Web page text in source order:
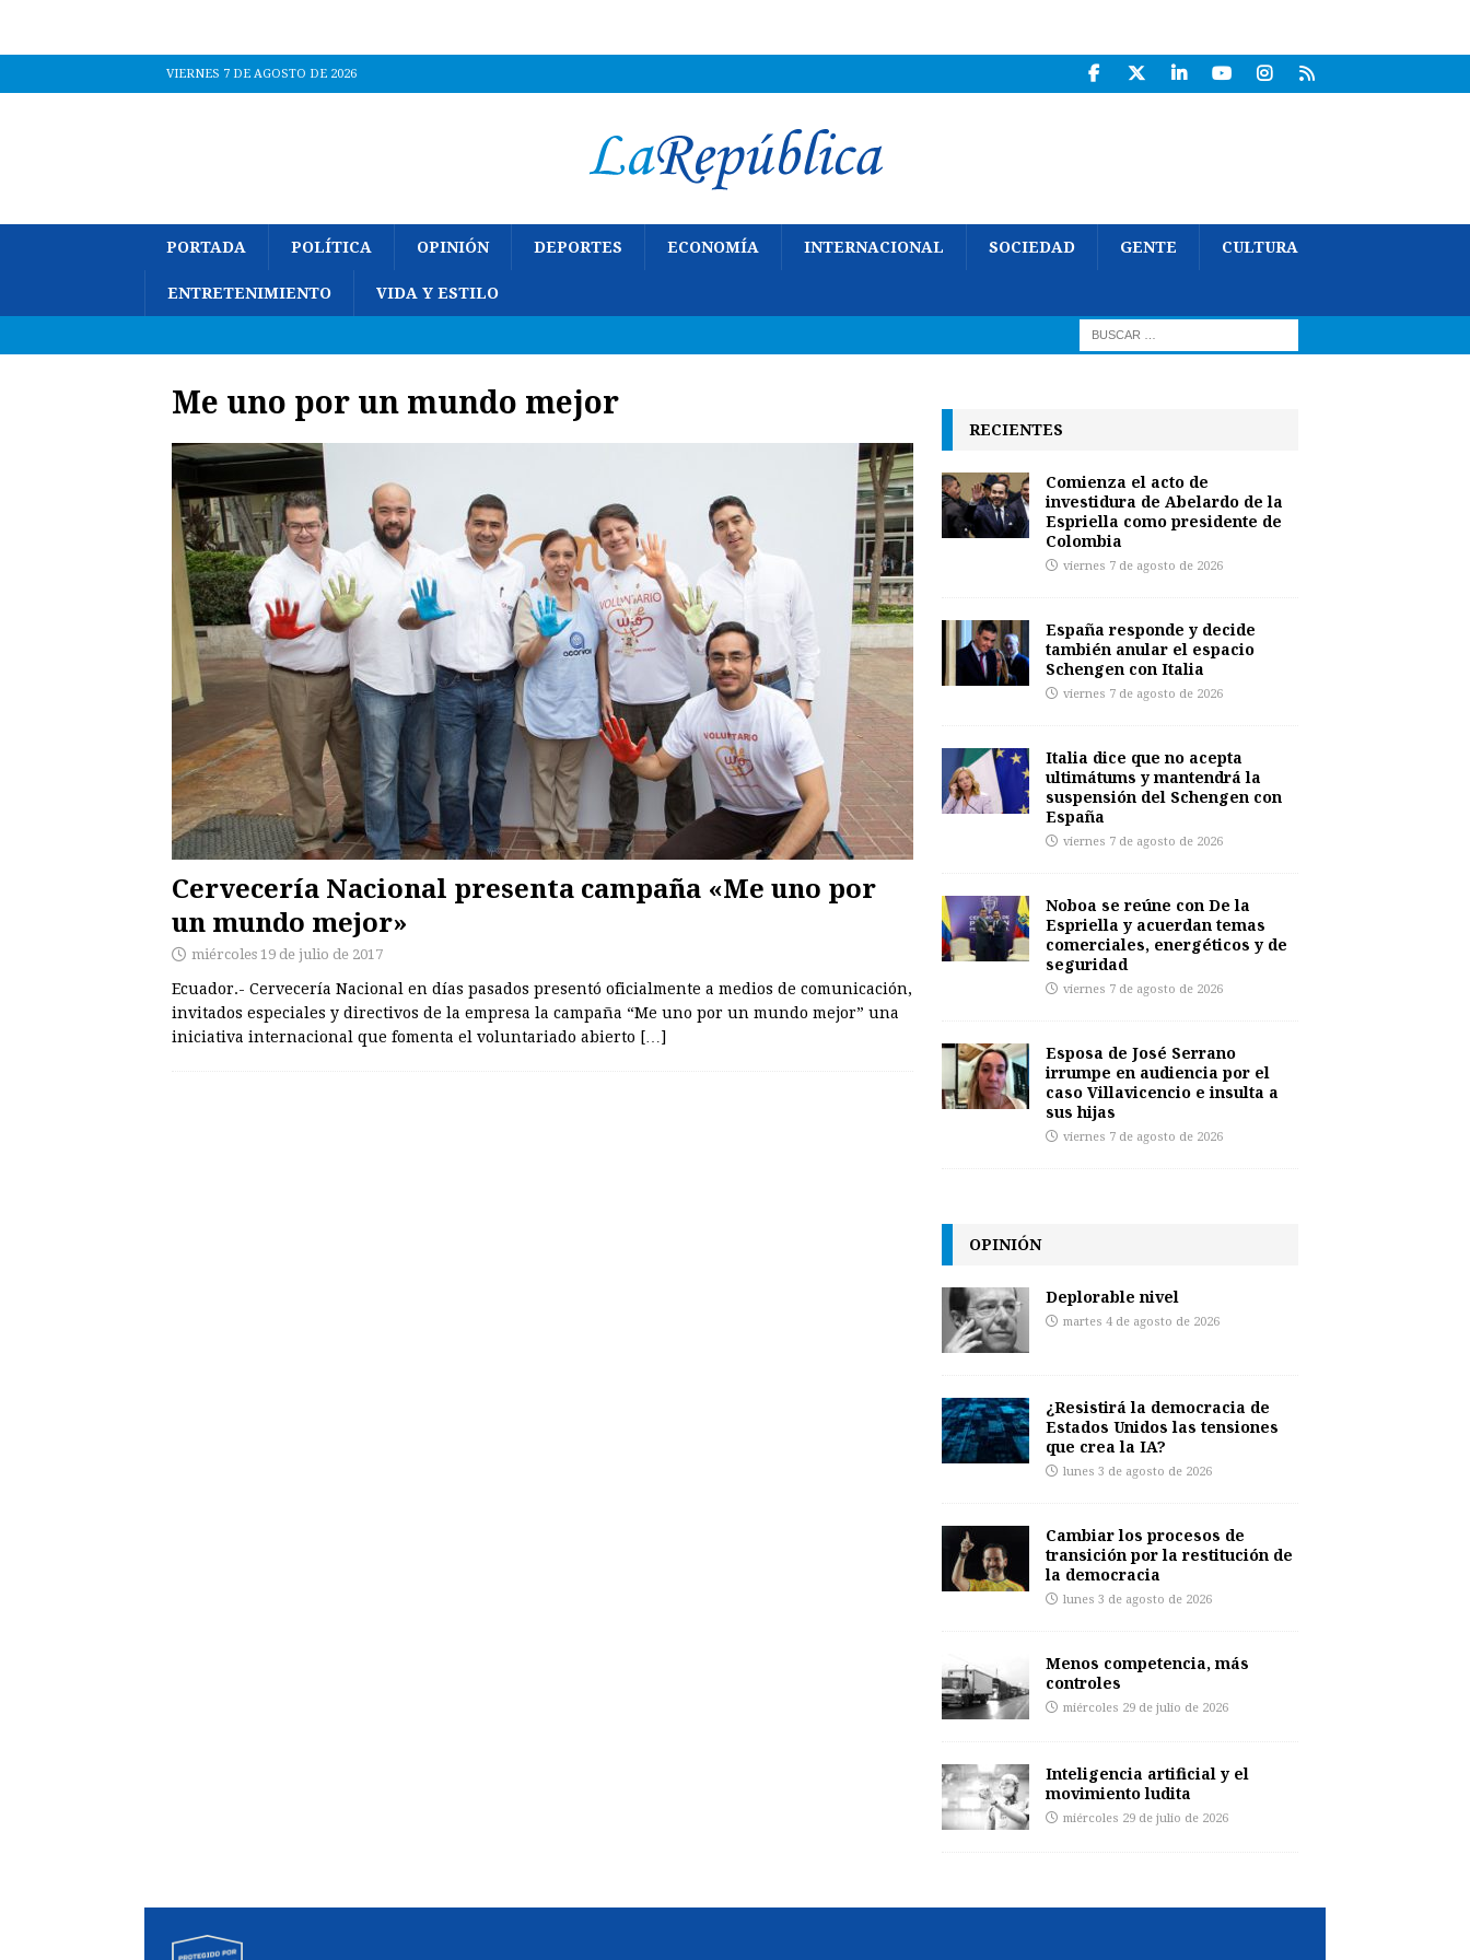
VIERNES 7 DE AGOSTO DE 2026
PORTADA POLÍTICA OPINIÓN DEPORTES ECONOMÍA INTERNACIONAL SOCIEDAD GENTE CULTURA
ENTRETENIMIENTO VIDA Y ESTILO
Me uno por un mundo mejor
Cervecería Nacional presenta campaña «Me uno por
un mundo mejor»
miércoles 19 de julio de 2017
Ecuador.- Cervecería Nacional en días pasados presentó oficialmente a medios de comunicación,
invitados especiales y directivos de la empresa la campaña “Me uno por un mundo mejor” una
iniciativa internacional que fomenta el voluntariado abierto […]
RECIENTES
Comienza el acto de
investidura de Abelardo de la
Espriella como presidente de
Colombia
viernes 7 de agosto de 2026
España responde y decide
también anular el espacio
Schengen con Italia
viernes 7 de agosto de 2026
Italia dice que no acepta
ultimátums y mantendrá la
suspensión del Schengen con
España
viernes 7 de agosto de 2026
Noboa se reúne con De la
Espriella y acuerdan temas
comerciales, energéticos y de
seguridad
viernes 7 de agosto de 2026
Esposa de José Serrano
irrumpe en audiencia por el
caso Villavicencio e insulta a
sus hijas
viernes 7 de agosto de 2026
OPINIÓN
Deplorable nivel
martes 4 de agosto de 2026
¿Resistirá la democracia de
Estados Unidos las tensiones
que crea la IA?
lunes 3 de agosto de 2026
Cambiar los procesos de
transición por la restitución de
la democracia
lunes 3 de agosto de 2026
Menos competencia, más
controles
miércoles 29 de julio de 2026
Inteligencia artificial y el
movimiento ludita
miércoles 29 de julio de 2026